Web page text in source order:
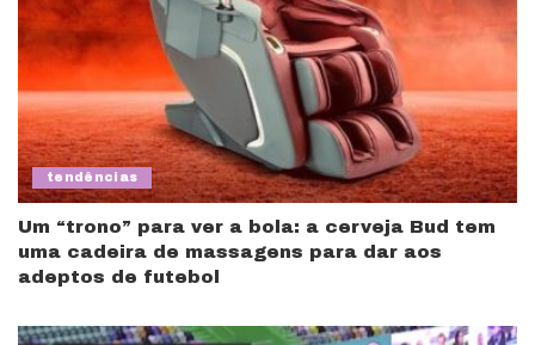
tendências
Um “trono” para ver a bola: a cerveja Bud tem
uma cadeira de massagens para dar aos
adeptos de futebol